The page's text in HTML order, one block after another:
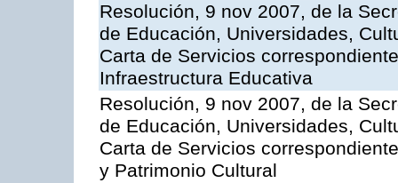
Resolución, 9 nov 2007, de la
de Educación, Universidades,
Carta de Servicios
Infraestructura Educativa
Resolución, 9 nov 2007, de la
de Educación, Universidades,
Carta de Servicios
y Patrimonio Cultural